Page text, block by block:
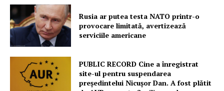
Rusia ar putea testa NATO printr-o
provocare limitată, avertizează
serviciile americane
PUBLIC RECORD Cine a înregistrat
site-ul pentru suspendarea
președintelui Nicușor Dan. A fost plătit